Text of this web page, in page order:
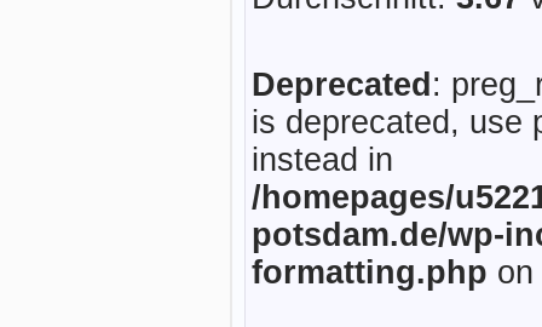
Deprecated :
is deprecated, use
instead in
/homepages/
potsdam.de/wp-
formatting.php